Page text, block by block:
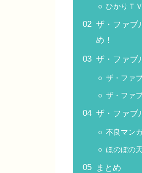
ひかりＴ
ザ・ファブ
め！
ザ・ファブ
ザ・ファ
ザ・ファ
ザ・ファブ
不良マン
ほのぼの
まとめ